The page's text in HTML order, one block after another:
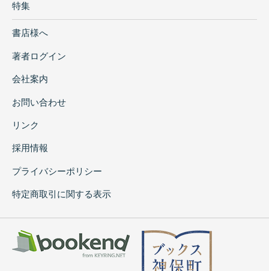
特集
書店様へ
著者ログイン
会社案内
お問い合わせ
リンク
採用情報
プライバシーポリシー
特定商取引に関する表示